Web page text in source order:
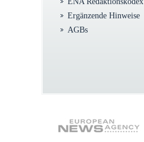
Ergänzende Hinweise
AGBs